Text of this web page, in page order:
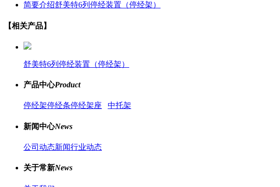
简要介绍舒美特6列停经装置（停经架）
【相关产品】
舒美特6列停经装置（停经架）
产品中心Product
停经架停经条停经架座 中托架
新闻中心News
公司动态新闻行业动态
关于常新News